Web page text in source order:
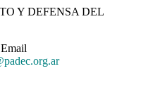
Y DEFENSA DEL
Email